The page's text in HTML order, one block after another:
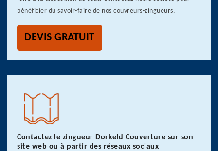
bénéficier du savoir-faire de nos couvreurs-zingueurs.
DEVIS GRATUIT
Contactez le zingueur Dorkeld Couverture sur son
site web ou à partir des réseaux sociaux